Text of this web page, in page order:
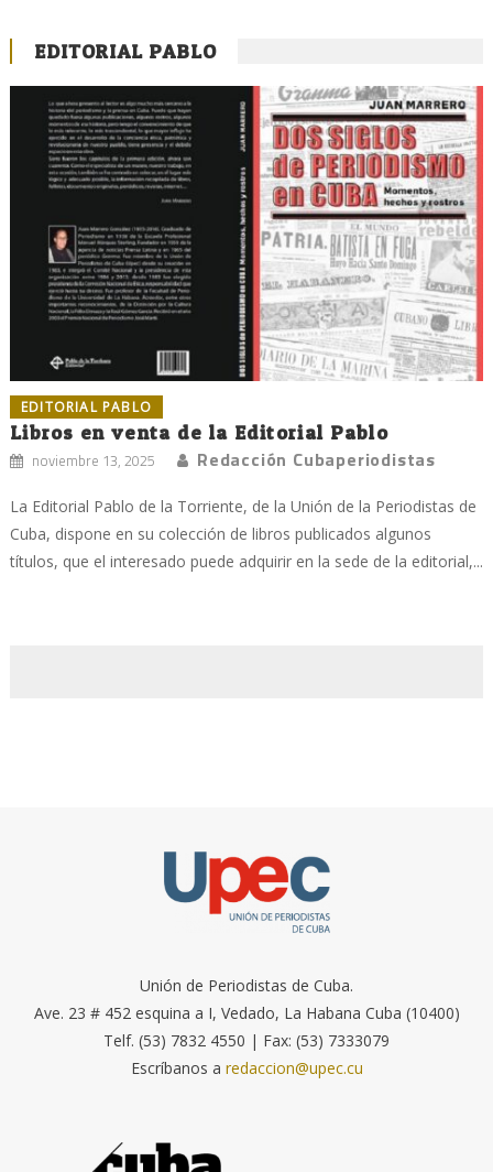
EDITORIAL PABLO
EDITORIAL PABLO
Libros en venta de la Editorial Pablo
noviembre 13, 2025 Redacción Cubaperiodistas
La Editorial Pablo de la Torriente, de la Unión de la Periodistas de
Cuba, dispone en su colección de libros publicados algunos
títulos, que el interesado puede adquirir en la sede de la editorial,...
Unión de Periodistas de Cuba.
Ave. 23 # 452 esquina a I, Vedado, La Habana Cuba (10400)
Telf. (53) 7832 4550 | Fax: (53) 7333079
Escríbanos a redaccion@upec.cu